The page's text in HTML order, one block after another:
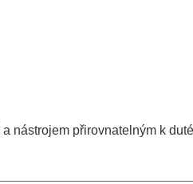
nástrojem přirovnatelným k